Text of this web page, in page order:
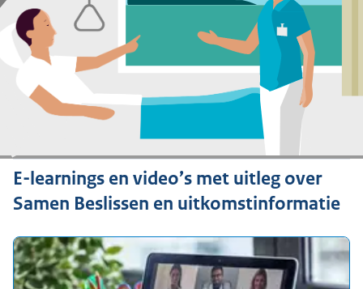
E-learnings en video’s met uitleg over
Samen Beslissen en uitkomstinformatie